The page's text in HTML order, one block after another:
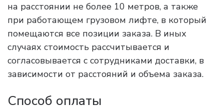
на расстоянии не более 10 метров, а также
при работающем грузовом лифте, в который
помещаются все позиции заказа. В иных
случаях стоимость рассчитывается и
согласовывается с сотрудниками доставки, в
зависимости от расстояний и объема заказа.
Способ оплаты